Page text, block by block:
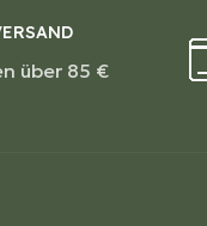
über 85 €